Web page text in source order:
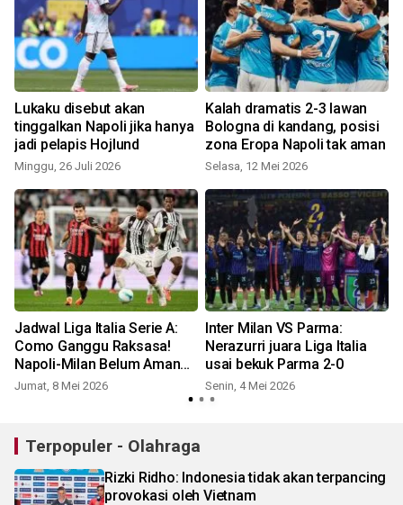
Lukaku disebut akan
tinggalkan Napoli jika hanya
jadi pelapis Hojlund
Minggu, 26 Juli 2026
Kalah dramatis 2-3 lawan
Bologna di kandang, posisi
zona Eropa Napoli tak aman
Selasa, 12 Mei 2026
Jadwal Liga Italia Serie A:
Como Ganggu Raksasa!
Napoli-Milan Belum Aman
ke Liga Champions
Jumat, 8 Mei 2026
Inter Milan VS Parma:
Nerazurri juara Liga Italia
usai bekuk Parma 2-0
Senin, 4 Mei 2026
Terpopuler - Olahraga
Rizki Ridho: Indonesia tidak akan terpancing
provokasi oleh Vietnam